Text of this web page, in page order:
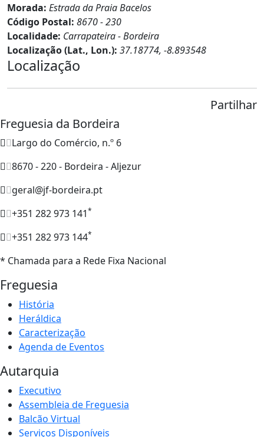
Morada: Estrada da Praia Bacelos
Código Postal: 8670 - 230
Localidade: Carrapateira - Bordeira
Localização (Lat., Lon.): 37.18774, -8.893548
Localização
Partilhar
Freguesia da Bordeira
Largo do Comércio, n.º 6
8670 - 220 - Bordeira - Aljezur
geral@jf-bordeira.pt
+351 282 973 141*
+351 282 973 144*
* Chamada para a Rede Fixa Nacional
Freguesia
História
Heráldica
Caracterização
Agenda de Eventos
Autarquia
Executivo
Assembleia de Freguesia
Balcão Virtual
Serviços Disponíveis